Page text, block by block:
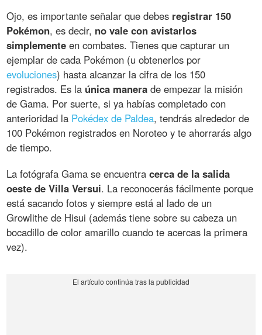
Ojo, es importante señalar que debes registrar 150
Pokémon, es decir, no vale con avistarlos
simplemente en combates. Tienes que capturar un
ejemplar de cada Pokémon (u obtenerlos por
evoluciones) hasta alcanzar la cifra de los 150
registrados. Es la única manera de empezar la misión
de Gama. Por suerte, si ya habías completado con
anterioridad la Pokédex de Paldea, tendrás alrededor de
100 Pokémon registrados en Noroteo y te ahorrarás algo
de tiempo.
La fotógrafa Gama se encuentracerca de la salida
oeste de Villa Versui. La reconocerás fácilmente porque
está sacando fotos y siempre está al lado de un
Growlithe de Hisui (además tiene sobre su cabeza un
bocadillo de color amarillo cuando te acercas la primera
vez).